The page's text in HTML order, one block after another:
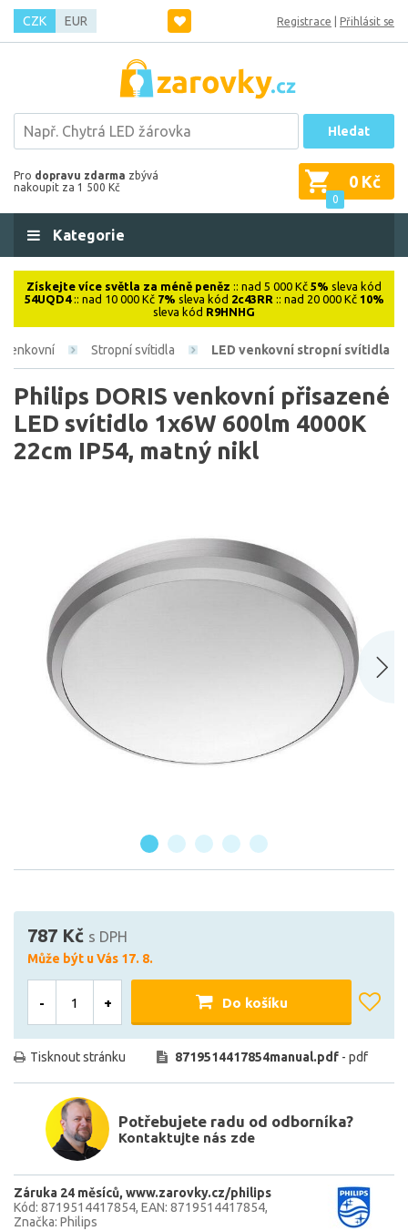
CZK EUR Registrace Přihlásit se
Hledat
Pro dopravu zdarma zbývá
nakoupit za 1 500 Kč
0
0 Kč
Kategorie
Získejte více světla za méně peněz :: nad 5 000 Kč 5% sleva kód
54UQD4:: nad 10 000 Kč 7% sleva kód 2c43RR :: nad 20 000 Kč 10%
sleva kód R9HNHG
Venkovní Stropní svítidla LED venkovní stropní svítidla
Philips DORIS venkovní přisazené
LED svítidlo 1x6W 600lm 4000K
22cm IP54, matný nikl
787 Kč s DPH
Může být u Vás 17. 8.
- + Do košíku
Tisknout stránku 8719514417854manual.pdf - pdf
Potřebujete radu od odborníka?
Kontaktujte nás zde
Záruka 24 měsíců www.zarovky.cz/philips
Kód: 8719514417854 EAN: 8719514417854
Značka: Philips